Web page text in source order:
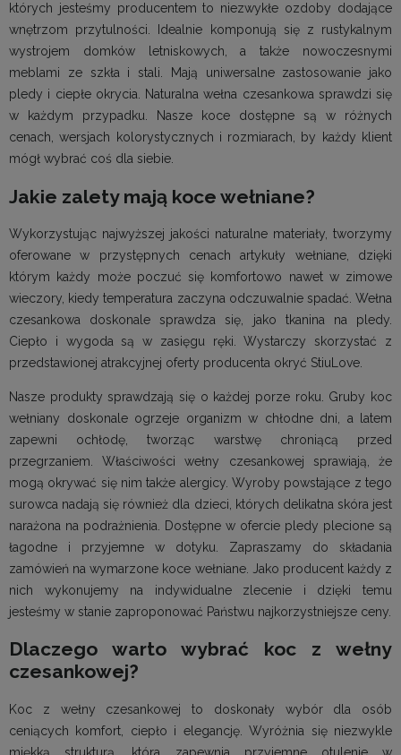
których jesteśmy producentem to niezwykłe ozdoby dodające
wnętrzom przytulności. Idealnie komponują się z rustykalnym
wystrojem domków letniskowych, a także nowoczesnymi
meblami ze szkła i stali. Mają uniwersalne zastosowanie jako
pledy i ciepłe okrycia. Naturalna wełna czesankowa sprawdzi się
w każdym przypadku. Nasze koce dostępne są w różnych
cenach, wersjach kolorystycznych i rozmiarach, by każdy klient
mógł wybrać coś dla siebie.
Jakie zalety mają koce wełniane?
Wykorzystując najwyższej jakości naturalne materiały, tworzymy
oferowane w przystępnych cenach artykuły wełniane, dzięki
którym każdy może poczuć się komfortowo nawet w zimowe
wieczory, kiedy temperatura zaczyna odczuwalnie spadać. Wełna
czesankowa doskonale sprawdza się, jako tkanina na pledy.
Ciepło i wygoda są w zasięgu ręki. Wystarczy skorzystać z
przedstawionej atrakcyjnej oferty producenta okryć StiuLove.
Nasze produkty sprawdzają się o każdej porze roku. Gruby koc
wełniany doskonale ogrzeje organizm w chłodne dni, a latem
zapewni ochłodę, tworząc warstwę chroniącą przed
przegrzaniem. Właściwości wełny czesankowej sprawiają, że
mogą okrywać się nim także alergicy. Wyroby powstające z tego
surowca nadają się również dla dzieci, których delikatna skóra jest
narażona na podrażnienia. Dostępne w ofercie pledy plecione są
łagodne i przyjemne w dotyku. Zapraszamy do składania
zamówień na wymarzone koce wełniane. Jako producent każdy z
nich wykonujemy na indywidualne zlecenie i dzięki temu
jesteśmy w stanie zaproponować Państwu najkorzystniejsze ceny.
Dlaczego warto wybrać koc z wełny
czesankowej?
Koc z wełny czesankowej to doskonały wybór dla osób
ceniących komfort, ciepło i elegancję. Wyróżnia się niezwykle